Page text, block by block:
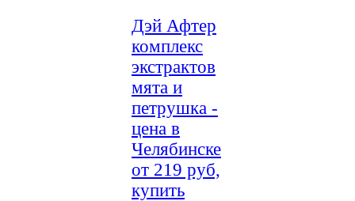
Дэй Афтер
комплекс
экстрактов
мята и
петрушка -
цена в
Челябинске
от 219 руб,
купить